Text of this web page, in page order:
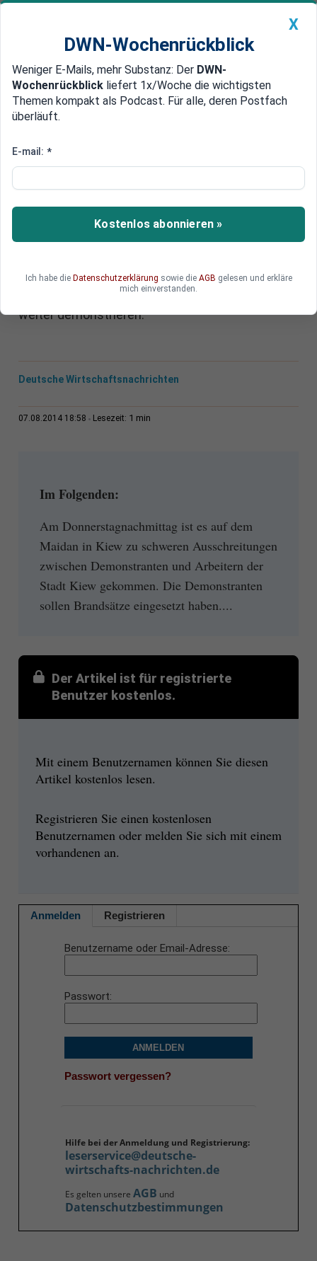
Newsticker MEIN DWN: Geldanlage Premium
Edelmetalle DWN-Magazin China
Chaos in der Ukraine
Maidan-Räumung: Schwere
Ausschreitungen in Kiew
In Kiew ist es zu massiven Ausschreitungen
wollten das Zeltlager der Demonstranten
weiter demonstrieren.
Deutsche Wirtschaftsnachrichten
07.08.2014 18:58 Lesezeit: 1 min
Im Folgenden:
Am Donnerstagnachmittag ist es auf dem
Maidan in Kiew zu schweren Ausschreitungen
zwischen Demonstranten und Arbeitern der
Stadt Kiew gekommen. Die Demonstranten
sollen Brandsätze eingesetzt haben....
Der Artikel ist für registrierte
Benutzer kostenlos.
Mit einem Benutzernamen können Sie diesen
Artikel kostenlos lesen.
Registrieren Sie einen kostenlosen
Benutzernamen oder melden Sie sich mit einem
vorhandenen an.
Anmelden Registrieren
Benutzername oder Email-Adresse
Passwort
ANMELDEN
Passwort vergessen?
Hilfe bei der Anmeldung und Registrierung:
leserservice@deutsche-
wirtschafts-nachrichten.de
Es gelten unsere AGB und
Datenschutzbestimmungen
X
DWN-Wochenrückblick
Weniger E-Mails, mehr Substanz: Der DWN-
Wochenrückblick liefert 1x/Woche die wichtigsten
Themen kompakt als Podcast. Für alle, deren Postfach
überläuft.
E-mail: *
Kostenlos abonnieren »
Ich habe die Datenschutzerklärung sowie die AGB gelesen und erkläre
mich einverstanden.